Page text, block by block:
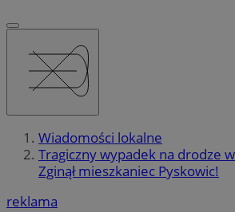
Wiadomości lokalne
Tragiczny wypadek na drodze
Zginął mieszkaniec Pyskowic!
reklama